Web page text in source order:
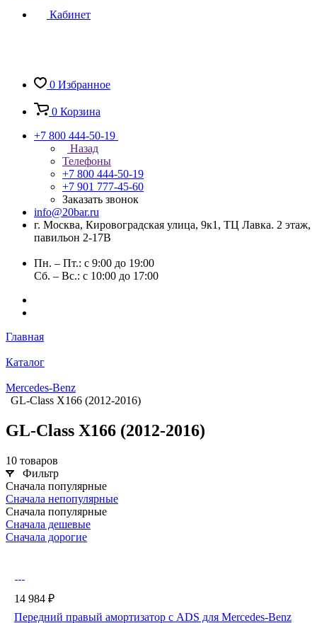
Кабинет
0 Избранное
0 Корзина
+7 800 444-50-19
Назад
Телефоны
+7 800 444-50-19
+7 901 777-45-60
Заказать звонок
info@20bar.ru
г. Москва, Кировоградская улица, 9к1, ТЦ Лавка. 2 этаж,
павильон 2-17В
Пн. – Пт.: с 9:00 до 19:00
Сб. – Вс.: с 10:00 до 17:00
Главная
Каталог
Mercedes-Benz
GL-Class X166 (2012-2016)
GL-Class X166 (2012-2016)
10 товаров
Фильтр
Сначала популярные
Сначала непопулярные
Сначала популярные
Сначала дешевые
Сначала дорогие
14 984 ₽
Передний правый амортизатор с ADS для Mercedes-Benz